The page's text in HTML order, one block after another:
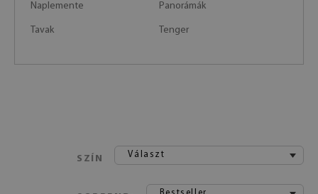
Naplemente Panorámák
Tavak Tenger
SZÍN Választ